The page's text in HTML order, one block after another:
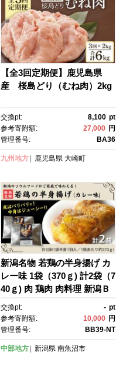
【全3回定期便】鹿児島県
産 桜島どり（むね肉）2kg
交換pt: 8,100 pt
参考寄附額:
27,000 円
管理番号:
BA36
九州地方 鹿児島県 大崎町
新潟名物 若鶏の半身揚げ カ
レー味 1袋（370ｇ) 計2袋（7
40ｇ) 肉 鶏肉 肉料理 新潟Ｂ
級グルメ 半身揚げ 揚げ物
交換pt: - pt
参考寄附額:
10,000 円
管理番号:
BB39-NT
中部地方 新潟県 南魚沼市